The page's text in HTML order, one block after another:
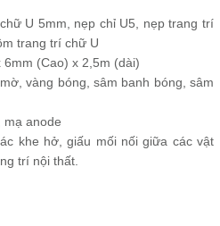
U 5mm, nẹp chỉ U5, nẹp trang trí
trang trí chữ U
(Cao) x 2,5m (dài)
vàng bóng, sâm banh bóng, sâm
mạ anode
khe hở, giấu mối nối giữa các vật
trí nội thất.